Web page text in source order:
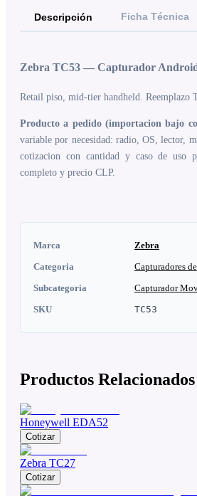
Descripción Ficha Técnica
Zebra TC53 — Capturador
Retail piso, mid-tier handheld. Reemplazo
Producto a pedido (importacion bajo
variable por necesidad: radio, OS, lector,
cotizacion con cantidad y caso de uso
completo y precio CLP.
Marca
Zebra
Categoria
Capturadores
Subcategoria
Capturador
SKU
TC53
Productos Relacionados
Honeywell EDA52
Cotizar
Zebra TC27
Cotizar